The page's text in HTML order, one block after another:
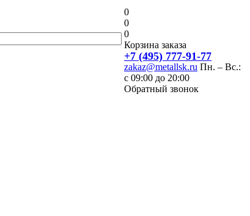
0
0
0
Корзина заказа
+7 (495) 777-91-77
zakaz@metallsk.ru Пн. – Вс.:
с 09:00 до 20:00
Обратный звонок